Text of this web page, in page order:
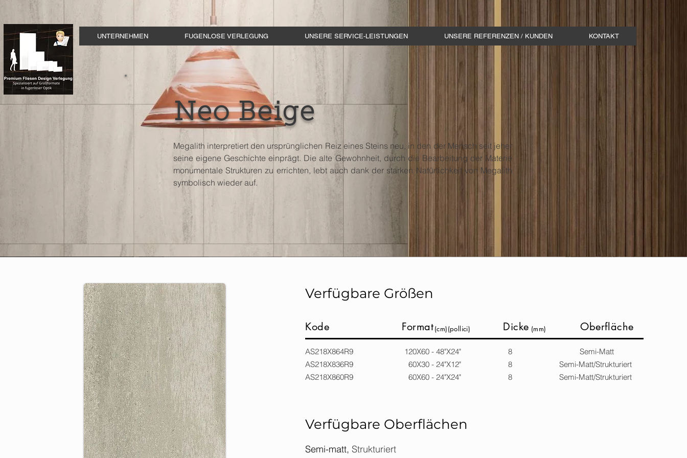
UNTERNEHMEN FUGENLOSE VERLEGUNG UNSERE SERVICE-LEISTUNGEN UNSERE REFERENZEN / KUNDEN KONTAKT
Neo Beige
Megalith interpretiert den ursprünglichen Reiz eines Steins neu, in den der Mensch seit jeher
seine eigene Geschichte einprägt. Die alte Gewohnheit, durch die Bearbeitung der Materie
monumentale Strukturen zu errichten, lebt auch dank der starken Natürlichkeit von Megalith
symbolisch wieder auf.
Verfügbare Größen
Kode Format(cm)(pollici) Dicke (mm) Oberfläche
AS218X864R9 120X60 - 48"X24" 8 Semi-Matt
AS218X836R9 60X30 - 24"X12" 8 Semi-Matt/Strukturiert
AS218X860R9 60X60 - 24"X24" 8 Semi-Matt/Strukturiert
Verfügbare Oberflächen
Semi-matt, Strukturiert